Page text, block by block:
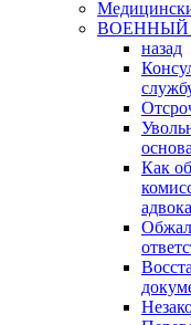
ВОЕННЫЙ
назад
Как